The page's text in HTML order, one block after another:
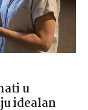
u
idealan